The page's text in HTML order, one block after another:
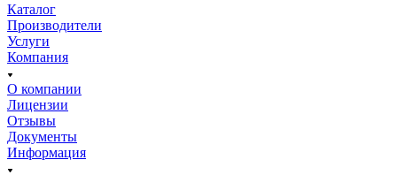
Каталог
Производители
Услуги
Компания
О компании
Лицензии
Отзывы
Документы
Информация